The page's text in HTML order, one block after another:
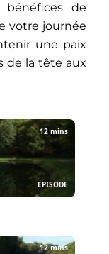
bénéfices de
votre journée
une paix
de la tête aux
12 mins
EPISODE
12 mins